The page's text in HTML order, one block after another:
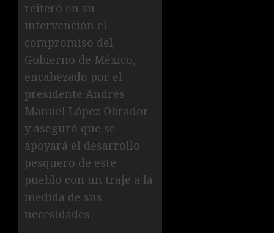
reiteró en su
intervención el
compromiso del
Gobierno de México,
encabezado por el
presidente Andrés
Manuel López Obrador
y aseguró que se
apoyará el desarrollo
pesquero de este
pueblo con un traje a la
medida de sus
necesidades.